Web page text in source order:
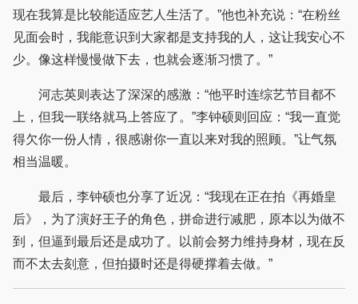
现在我算是比较能适应艺人生活了。”他也补充说：“在粉丝
见面会时，我能意识到大家都是支持我的人，这让我安心不
少。像这样慢慢做下去，也就会逐渐习惯了。”
河志英则表达了深深的感激：“他平时连综艺节目都不
上，但我一联络就马上答应了。”李钟硕则回应：“我一直觉
得欠你一份人情，很感谢你一直以来对我的照顾。”让气氛
相当温暖。
最后，李钟硕也分享了近况：“我现在正在拍《再婚皇
后》，为了演好王子的角色，拼命进行减肥，原本以为做不
到，但逼到最后还是成功了。以前会努力维持身材，现在反
而不太去刻意，但拍摄时还是得硬撑着去做。”